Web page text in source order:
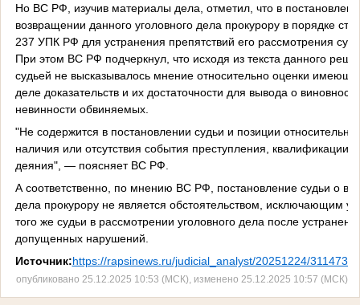
Но ВС РФ, изучив материалы дела, отметил, что в
возвращении данного уголовного дела прокурору в порядке
237 УПК РФ для устранения препятствий его рассмотрения
При этом ВС РФ подчеркнул, что исходя из текста данного
судьей не высказывалось мнение относительно оценки
деле доказательств и их достаточности для вывода о
невинности обвиняемых.
"Не содержится в постановлении судьи и позиции относительно
наличия или отсутствия события преступления, квалификации
деяния", — поясняет ВС РФ.
А соответственно, по мнению ВС РФ, постановление судьи о
дела прокурору не является обстоятельством, исключающим
того же судьи в рассмотрении уголовного дела после
допущенных нарушений.
Источник:https://rapsinews.ru/judicial_analyst/20251224/
опубликовано 25.12.2025 10:53 (МСК), изменено 25.12.2025 10:57 (МСК)